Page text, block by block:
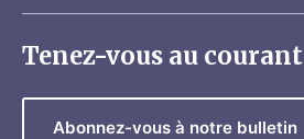
Tenez-vous au courant
Abonnez-vous à notre bulletin